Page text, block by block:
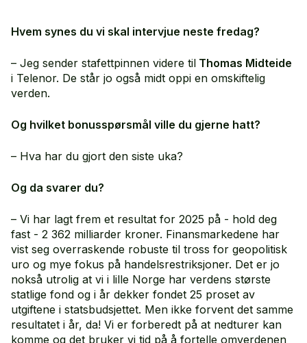
Hvem synes du vi skal intervjue neste fredag?
– Jeg sender stafettpinnen videre til Thomas Midteide
i Telenor. De står jo også midt oppi en omskiftelig
verden.
Og hvilket bonusspørsmål ville du gjerne hatt?
– Hva har du gjort den siste uka?
Og da svarer du?
– Vi har lagt frem et resultat for 2025 på - hold deg
fast - 2 362 milliarder kroner. Finansmarkedene har
vist seg overraskende robuste til tross for geopolitisk
uro og mye fokus på handelsrestriksjoner. Det er jo
nokså utrolig at vi i lille Norge har verdens største
statlige fond og i år dekker fondet 25 proset av
utgiftene i statsbudsjettet. Men ikke forvent det samme
resultatet i år, da! Vi er forberedt på at nedturer kan
komme og det bruker vi tid på å fortelle omverdenen